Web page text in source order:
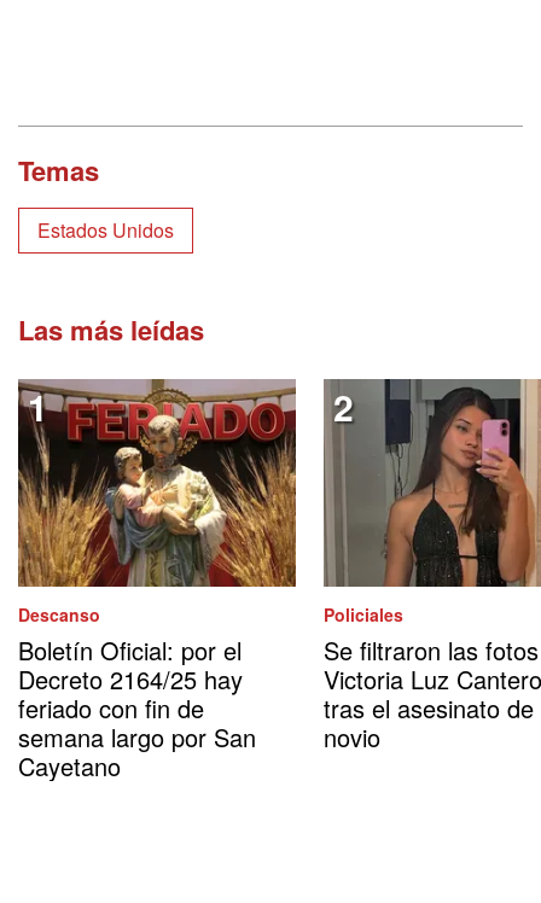
Temas
Estados Unidos
Las más leídas
Descanso
Boletín Oficial: por el
Decreto 2164/25 hay
feriado con fin de
semana largo por San
Cayetano
Policiales
Se filtraron las
Victoria Luz Cantero
tras el asesinato de
novio